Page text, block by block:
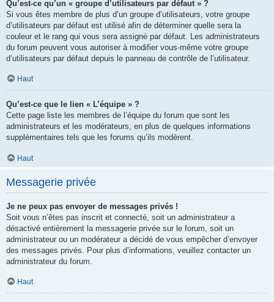
Qu’est-ce qu’un « groupe d’utilisateurs par défaut » ?
Si vous êtes membre de plus d’un groupe d’utilisateurs, votre groupe
d’utilisateurs par défaut est utilisé afin de déterminer quelle sera la
couleur et le rang qui vous sera assigné par défaut. Les administrateurs
du forum peuvent vous autoriser à modifier vous-même votre groupe
d’utilisateurs par défaut depuis le panneau de contrôle de l’utilisateur.
Haut
Qu’est-ce que le lien « L’équipe » ?
Cette page liste les membres de l’équipe du forum que sont les
administrateurs et les modérateurs, en plus de quelques informations
supplémentaires tels que les forums qu’ils modèrent.
Haut
Messagerie privée
Je ne peux pas envoyer de messages privés !
Soit vous n’êtes pas inscrit et connecté, soit un administrateur a
désactivé entièrement la messagerie privée sur le forum, soit un
administrateur ou un modérateur a décidé de vous empêcher d’envoyer
des messages privés. Pour plus d’informations, veuillez contacter un
administrateur du forum.
Haut